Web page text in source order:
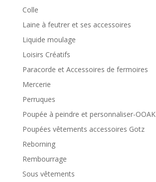
Colle
Laine à feutrer et ses accessoires
Liquide moulage
Loisirs Créatifs
Paracorde et Accessoires de fermoires
Mercerie
Perruques
Poupée à peindre et personnaliser-OOAK
Poupées vêtements accessoires Gotz
Reborning
Rembourrage
Sous vêtements